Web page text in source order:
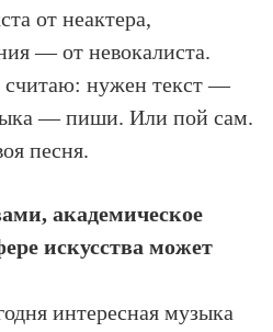
от неактера,
— от невокалиста.
считаю: нужен текст —
— пиши. Или пой сам.
песня.
академическое
искусства может
интересная музыка